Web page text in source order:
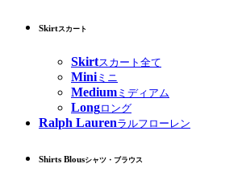
Skirtスカート
Skirtスカート全て
Miniミニ
Medium ミディアム
Longロング
Ralph Laurenラルフローレン
Shirts Blousシャツ・ブラウス